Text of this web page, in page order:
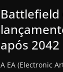
Battlefield
após 2042
A EA (Electronic